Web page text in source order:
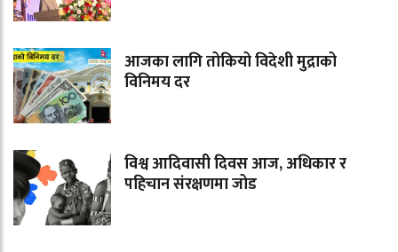
आजका लागि तोकियो विदेशी मुद्राको
विनिमय दर
विश्व आदिवासी दिवस आज, अधिकार र
पहिचान संरक्षणमा जोड